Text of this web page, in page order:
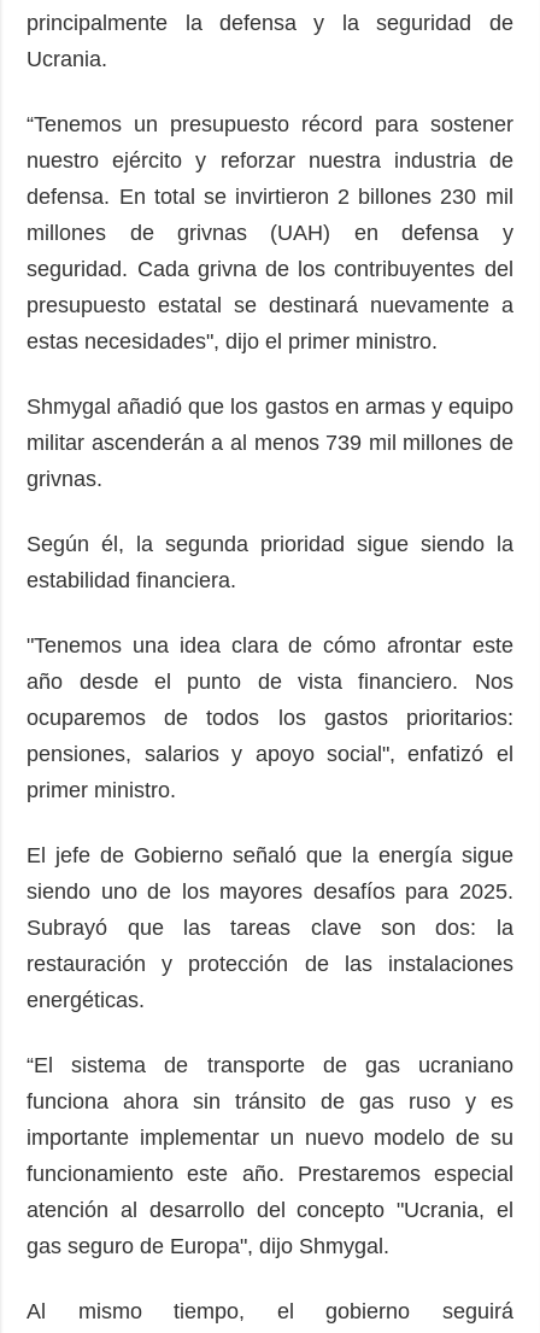
principalmente la defensa y la seguridad de
Ucrania.
“Tenemos un presupuesto récord para sostener
nuestro ejército y reforzar nuestra industria de
defensa. En total se invirtieron 2 billones 230 mil
millones de grivnas (UAH) en defensa y
seguridad. Cada grivna de los contribuyentes del
presupuesto estatal se destinará nuevamente a
estas necesidades", dijo el primer ministro.
Shmygal añadió que los gastos en armas y equipo
militar ascenderán a al menos 739 mil millones de
grivnas.
Según él, la segunda prioridad sigue siendo la
estabilidad financiera.
"Tenemos una idea clara de cómo afrontar este
año desde el punto de vista financiero. Nos
ocuparemos de todos los gastos prioritarios:
pensiones, salarios y apoyo social", enfatizó el
primer ministro.
El jefe de Gobierno señaló que la energía sigue
siendo uno de los mayores desafíos para 2025.
Subrayó que las tareas clave son dos: la
restauración y protección de las instalaciones
energéticas.
“El sistema de transporte de gas ucraniano
funciona ahora sin tránsito de gas ruso y es
importante implementar un nuevo modelo de su
funcionamiento este año. Prestaremos especial
atención al desarrollo del concepto "Ucrania, el
gas seguro de Europa", dijo Shmygal.
Al mismo tiempo, el gobierno seguirá